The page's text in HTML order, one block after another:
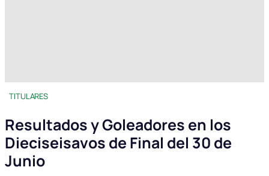
TITULARES
Resultados y Goleadores en los
Dieciseisavos de Final del 30 de
Junio